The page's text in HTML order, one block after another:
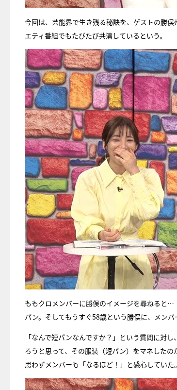
今回は、芸能界で生き残る秘訣を、ゲストの勝
エティ番組でもたびたび共演しているという。
ももクロメンバーに勝俣のイメージを尋ねると
パン。そしてもうすぐ58歳という勝俣に、メンバ
「なんで短パンなんですか？」という質問に対
ろうと思って、その服装（短パン）をマネした
思わずメンバーも「なるほど！」と感心していた。